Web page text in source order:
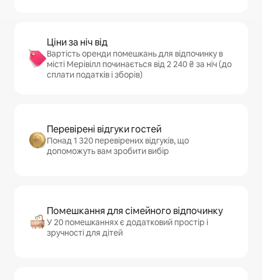
Ціни за ніч від
Вартість оренди помешкань для відпочинку в
місті Мерівілл починається від 2 240 ₴ за ніч (до
сплати податків і зборів)
Перевірені відгуки гостей
Понад 1 320 перевірених відгуків, що
допоможуть вам зробити вибір
Помешкання для сімейного відпочинку
У 20 помешканнях є додатковий простір і
зручності для дітей